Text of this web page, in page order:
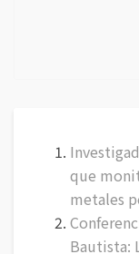
que
metales
Bautista: